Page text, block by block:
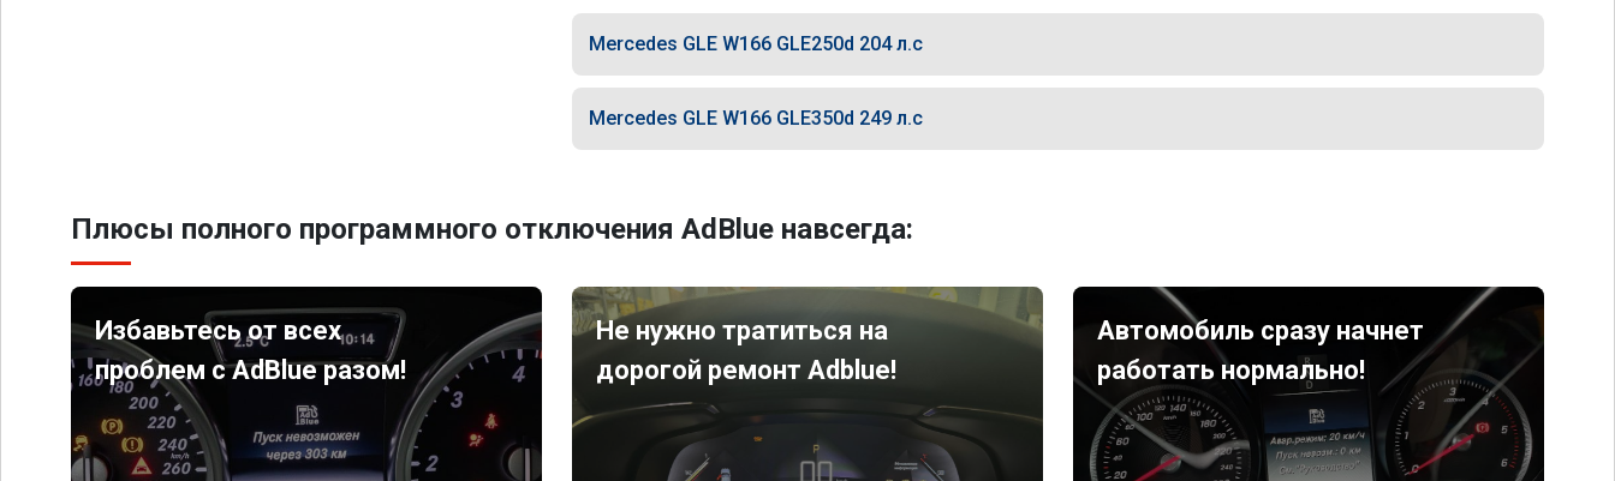
Mercedes GLE W166 GLE250d 204 л.с
Mercedes GLE W166 GLE350d 249 л.с
Плюсы полного программного отключения AdBlue навсегда:
Избавьтесь от всех
проблем с AdBlue разом!
Не нужно тратиться на
дорогой ремонт Adblue!
Автомобиль сразу начнет
работать нормально!